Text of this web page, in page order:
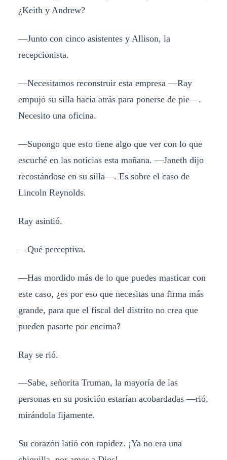
¿Keith y Andrew?
—Junto con cinco asistentes y Allison, la
recepcionista.
—Necesitamos reconstruir esta empresa —Ray
empujó su silla hacia atrás para ponerse de pie—.
Necesito una oficina.
—Supongo que esto tiene algo que ver con lo que
escuché en las noticias esta mañana. —Janeth dijo
recostándose en su silla—. Es sobre el caso de
Lincoln Reynolds.
Ray asintió.
—Qué perceptiva.
—Has mordido más de lo que puedes masticar con
este caso, ¿es por eso que necesitas una firma más
grande, para que el fiscal del distrito no crea que
pueden pasarte por encima?
Ray se rió.
—Sabe, señorita Truman, la mayoría de las
personas en su posición estarían acobardadas —rió,
mirándola fijamente.
Su corazón latió con rapidez. ¡Ya no era una